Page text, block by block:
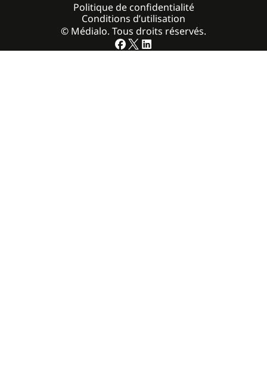
© Médialo. Tous droits réservés.
Politique de confidentialité
Conditions d’utilisation